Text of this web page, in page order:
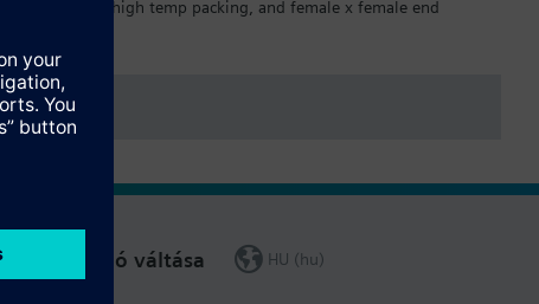
steel trim, high temp packing, and female x female end
Régió váltása HU (hu)